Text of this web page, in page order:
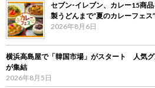
セブン‐イレブン、カレー15商
製うどんまで“夏のカレーフェス
2026年8月6日
横浜高島屋で「韓国市場」がスタート 人気
が集結
2026年8月5日